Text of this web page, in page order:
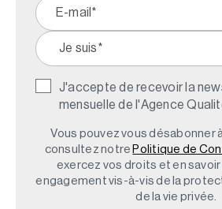
J'accepte de recevoir la
mensuelle de l'Agence
Vous pouvez vous désabonner
consultez notre Politique de
exercez vos droits et en
engagement vis-à-vis de la
de la vie privée.